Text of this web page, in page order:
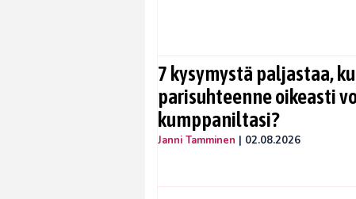
7 kysymystä paljastaa,
parisuhteenne oikeasti
kumppaniltasi?
Janni Tamminen | 02.08.2026